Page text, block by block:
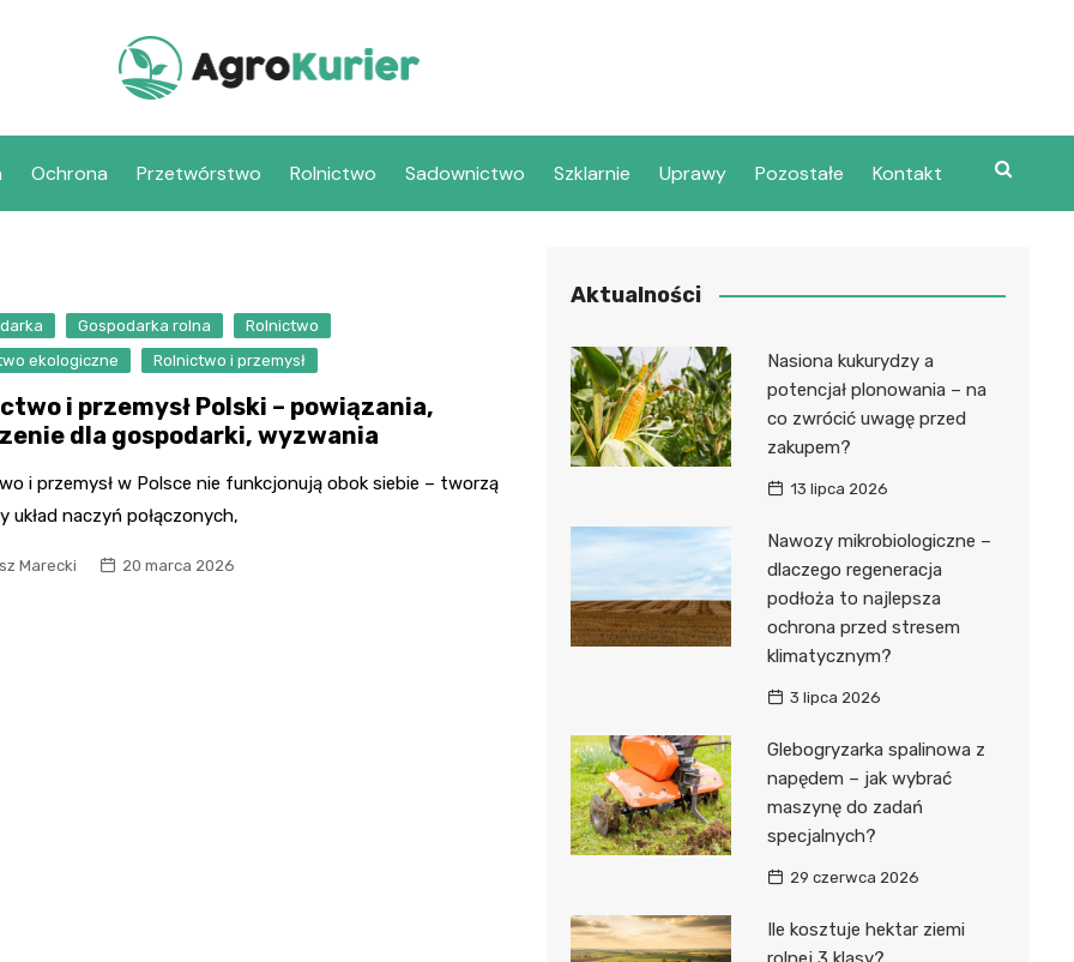
Ochrona Przetwórstwo Rolnictwo Sadownictwo Szklarnie Uprawy Pozostałe Kontakt
Gospodarka rolna
Rolnictwo
ekologiczne
Rolnictwo i przemysł
i przemysł Polski – powiązania,
dla gospodarki, wyzwania
i przemysł w Polsce nie funkcjonują obok siebie – tworzą
układ naczyń połączonych,
Marecki 20 marca 2026
Aktualności
Nasiona kukurydzy a
potencjał plonowania – na
co zwrócić uwagę przed
zakupem?
13 lipca 2026
Nawozy mikrobiologiczne –
dlaczego regeneracja
podłoża to najlepsza
ochrona przed stresem
klimatycznym?
3 lipca 2026
Glebogryzarka spalinowa z
napędem – jak wybrać
maszynę do zadań
specjalnych?
29 czerwca 2026
Ile kosztuje hektar ziemi